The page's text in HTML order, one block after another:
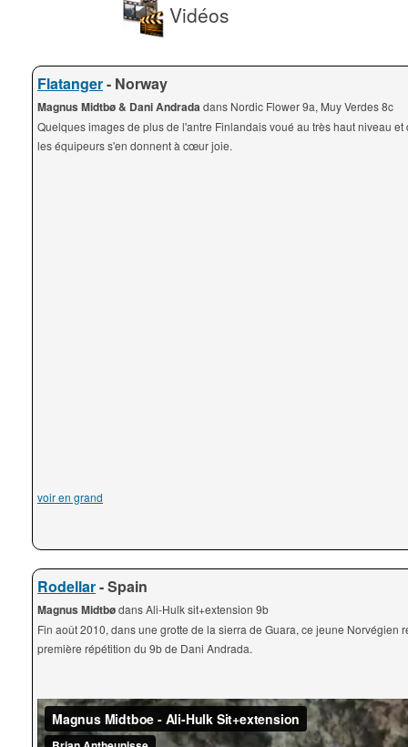
Vidéos
Flatanger- Norway
Magnus Midtbø & Dani Andradadans Nordic Flower 9a, Muy Verdes 8c
Quelques images de plus de l'antre Finlandais voué au très haut niveau et
les équipeurs s'en donnent à cœur joie.
voir en grand
Rodellar- Spain
Magnus Midtbødans Ali-Hulk sit+extension 9b
Fin août 2010, dans une grotte de la sierra de Guara, ce jeune Norvégien
première répétition du 9b de Dani Andrada.